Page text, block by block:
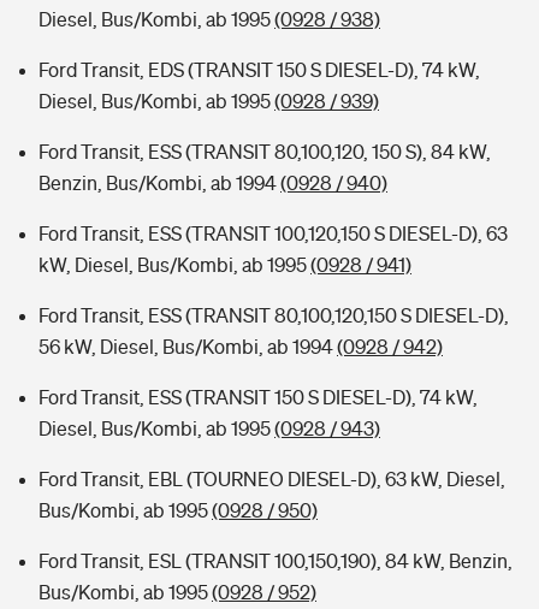
Diesel, Bus/Kombi, ab 1995(0928 / 938)
Ford Transit, EDS (TRANSIT 150 S DIESEL-D), 74 kW,
Diesel, Bus/Kombi, ab 1995(0928 / 939)
Ford Transit, ESS (TRANSIT 80,100,120, 150 S), 84 kW,
Benzin, Bus/Kombi, ab 1994(0928 / 940)
Ford Transit, ESS (TRANSIT 100,120,150 S DIESEL-D), 63
kW, Diesel, Bus/Kombi, ab 1995(0928 / 941)
Ford Transit, ESS (TRANSIT 80,100,120,150 S DIESEL-D),
56 kW, Diesel, Bus/Kombi, ab 1994(0928 / 942)
Ford Transit, ESS (TRANSIT 150 S DIESEL-D), 74 kW,
Diesel, Bus/Kombi, ab 1995(0928 / 943)
Ford Transit, EBL (TOURNEO DIESEL-D), 63 kW, Diesel,
Bus/Kombi, ab 1995(0928 / 950)
Ford Transit, ESL (TRANSIT 100,150,190), 84 kW, Benzin,
Bus/Kombi, ab 1995(0928 / 952)